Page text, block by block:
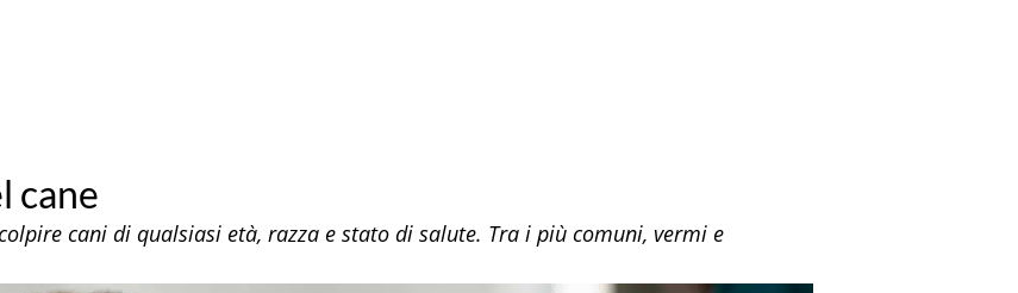
cane
cani di qualsiasi età, razza e stato di salute. Tra i più comuni, vermi e